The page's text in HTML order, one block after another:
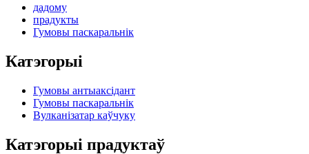
дадому
прадукты
Гумовы паскаральнік
Катэгорыі
Гумовы антыаксідант
Гумовы паскаральнік
Вулканізатар каўчуку
Катэгорыі прадуктаў